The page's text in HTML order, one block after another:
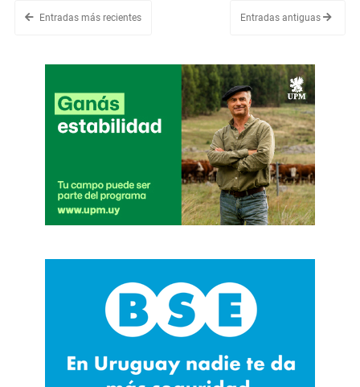
Entradas más recientes Entradas antiguas